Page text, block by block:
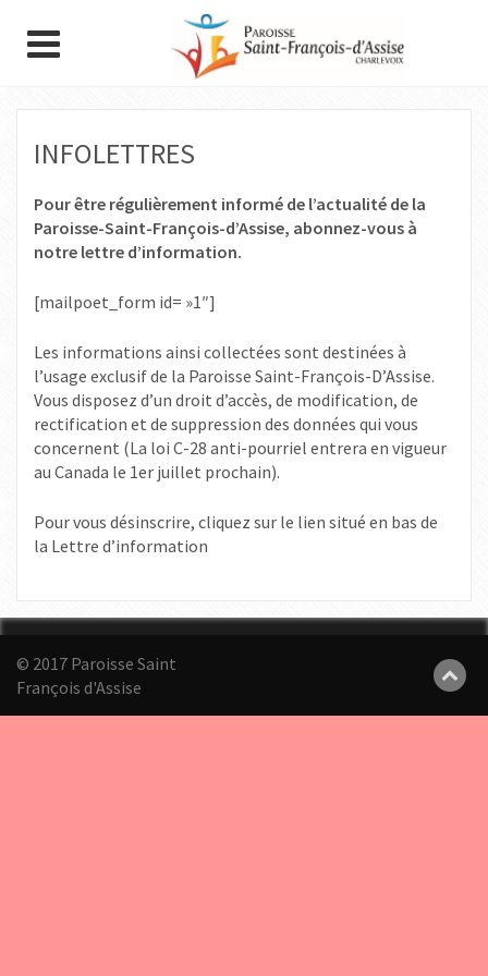
INFOLETTRES
Pour être régulièrement informé de l’actualité de la
Paroisse-Saint-François-d’Assise, abonnez-vous à
notre lettre d’information.
[mailpoet_form id= »1″]
Les informations ainsi collectées sont destinées à
l’usage exclusif de la Paroisse Saint-François-D’Assise.
Vous disposez d’un droit d’accès, de modification, de
rectification et de suppression des données qui vous
concernent (La loi C-28 anti-pourriel entrera en vigueur
au Canada le 1er juillet prochain).
Pour vous désinscrire, cliquez sur le lien situé en bas de
la Lettre d’information
© 2017 Paroisse Saint
François d'Assise